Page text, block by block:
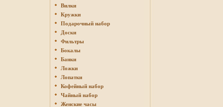
Вилки
Кружки
Подарочный набор
Доски
Фильтры
Бокалы
Банки
Ложки
Лопатки
Кофейный набор
Чайный набор
Женские часы